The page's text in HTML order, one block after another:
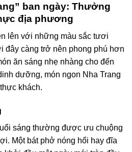
ban ngày: Thưởng
địa phương
lên với những màu sắc tươi
đây càng trở nên phong phú hơn
ăn sáng nhẹ nhàng cho đến
dưỡng, món ngon Nha Trang
khách.
sáng thường được ưu chuộng
Một bát phở nóng hổi hay đĩa